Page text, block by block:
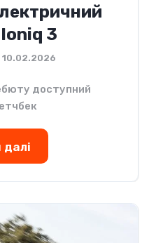
3
10.02.2026
доступний